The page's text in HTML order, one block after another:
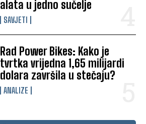
alata u jedno sučelje
SAVJETI
Rad Power Bikes: Kako je
tvrtka vrijedna 1,65 milijardi
dolara završila u stečaju?
ANALIZE